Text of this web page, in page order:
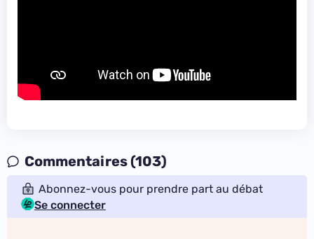
Commentaires (103)
Abonnez-vous pour prendre part au débat
Se connecter